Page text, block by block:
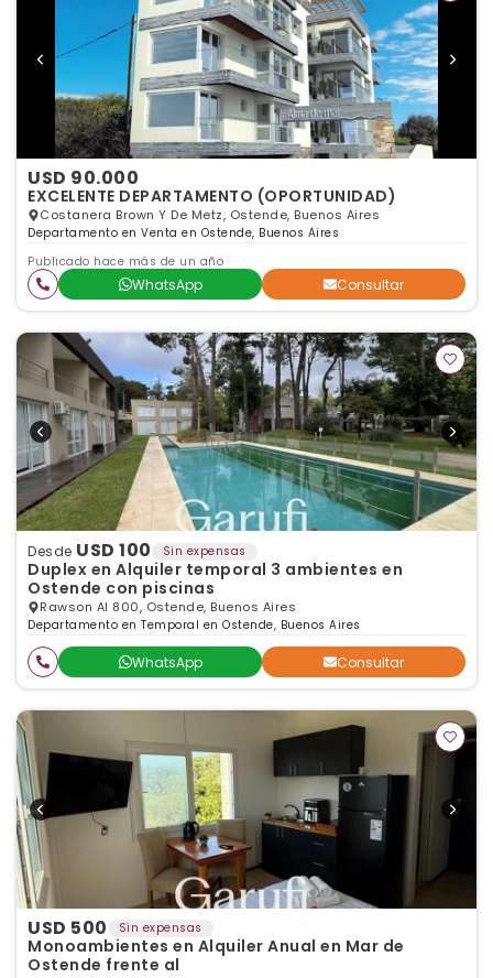
USD 90.000
EXCELENTE DEPARTAMENTO (OPORTUNIDAD)
Costanera Brown Y De Metz, Ostende, Buenos Aires
Departamento en Venta en Ostende, Buenos Aires
Publicado hace más de un año
WhatsApp Consultar
Desde USD 100 Sin expensas
Duplex en Alquiler temporal 3 ambientes en
Ostende con piscinas
Rawson Al 800, Ostende, Buenos Aires
Departamento en Temporal en Ostende, Buenos Aires
WhatsApp Consultar
USD 500 Sin expensas
Monoambientes en Alquiler Anual en Mar de
Ostende frente al